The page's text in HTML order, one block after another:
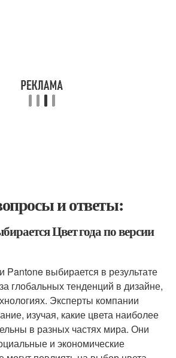
и ответы:
Цвет года по версии
Pantone выбирается в результате
глобальных тенденций в дизайне,
Эксперты компании
изучая, какие цвета наиболее
в разных частях мира. Они
и экономические